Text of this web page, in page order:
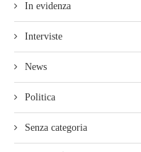
In evidenza
Interviste
News
Politica
Senza categoria